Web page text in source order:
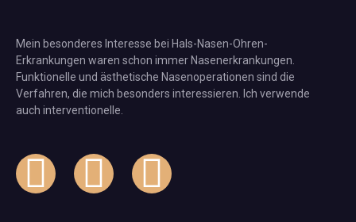
Mein besonderes Interesse bei Hals-Nasen-Ohren-
Erkrankungen waren schon immer Nasenerkrankungen.
Funktionelle und ästhetische Nasenoperationen sind die
Verfahren, die mich besonders interessieren. Ich verwende
auch interventionelle.